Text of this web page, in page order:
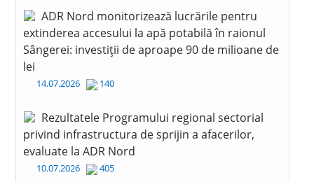
ADR Nord monitorizează lucrările pentru
extinderea accesului la apă potabilă în raionul
Sângerei: investiții de aproape 90 de milioane de
lei
14.07.2026 140
Rezultatele Programului regional sectorial
privind infrastructura de sprijin a afacerilor,
evaluate la ADR Nord
10.07.2026 405